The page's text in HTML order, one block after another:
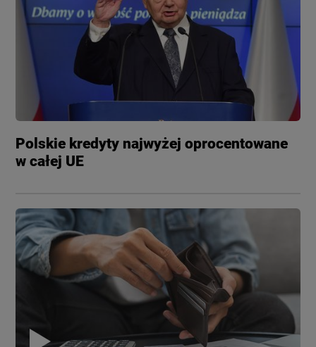
Polskie kredyty najwyżej oprocentowane
w całej UE